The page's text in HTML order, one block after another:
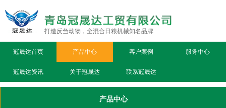
打造反刍动物，全混合日粮机械知名品牌
冠晟达首页 产品中心 客户案例 服务中心
冠晟达资讯 关于冠晟达 联系冠晟达
产品中心